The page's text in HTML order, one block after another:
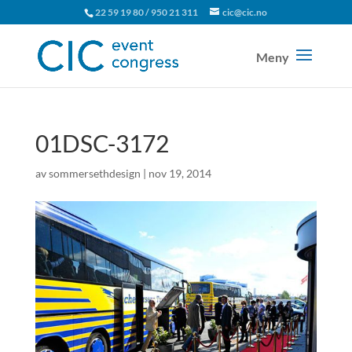
22 59 19 80 / 950 21 311 cic@cic.no
01DSC-3172
avsommersethdesign | nov 19, 2014